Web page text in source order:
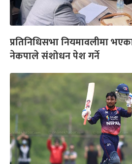
प्रतिनिधिसभा नियमावलीमा
नेकपाले संशोधन पेश गर्ने